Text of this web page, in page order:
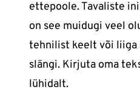
ettepoole. Tavaliste
on see muidugi veel
tehnilist keelt või
slängi. Kirjuta oma
lühidalt.